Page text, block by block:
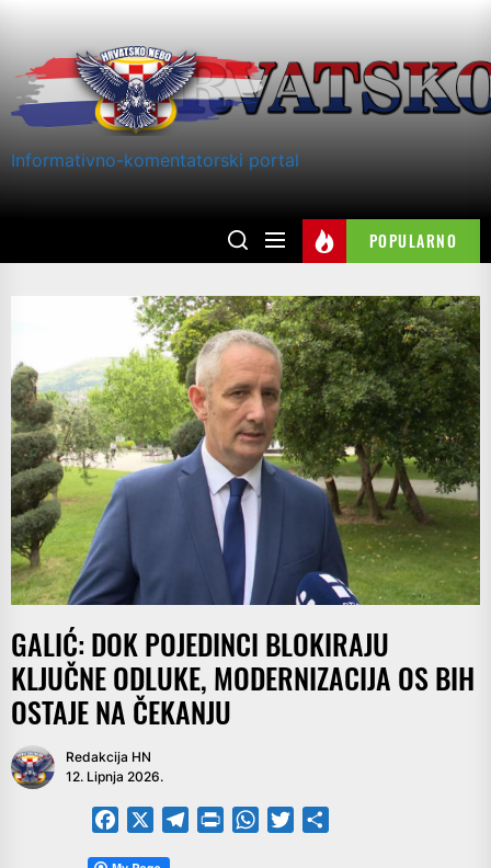
content
Informativno-komentatorski portal
POPULARNO
GALIĆ: DOK POJEDINCI BLOKIRAJU
KLJUČNE ODLUKE, MODERNIZACIJA OS BIH
OSTAJE NA ČEKANJU
Redakcija HN
12. Lipnja 2026.
Facebook TelegramPrintFriendly
WhatsApp
Twitter